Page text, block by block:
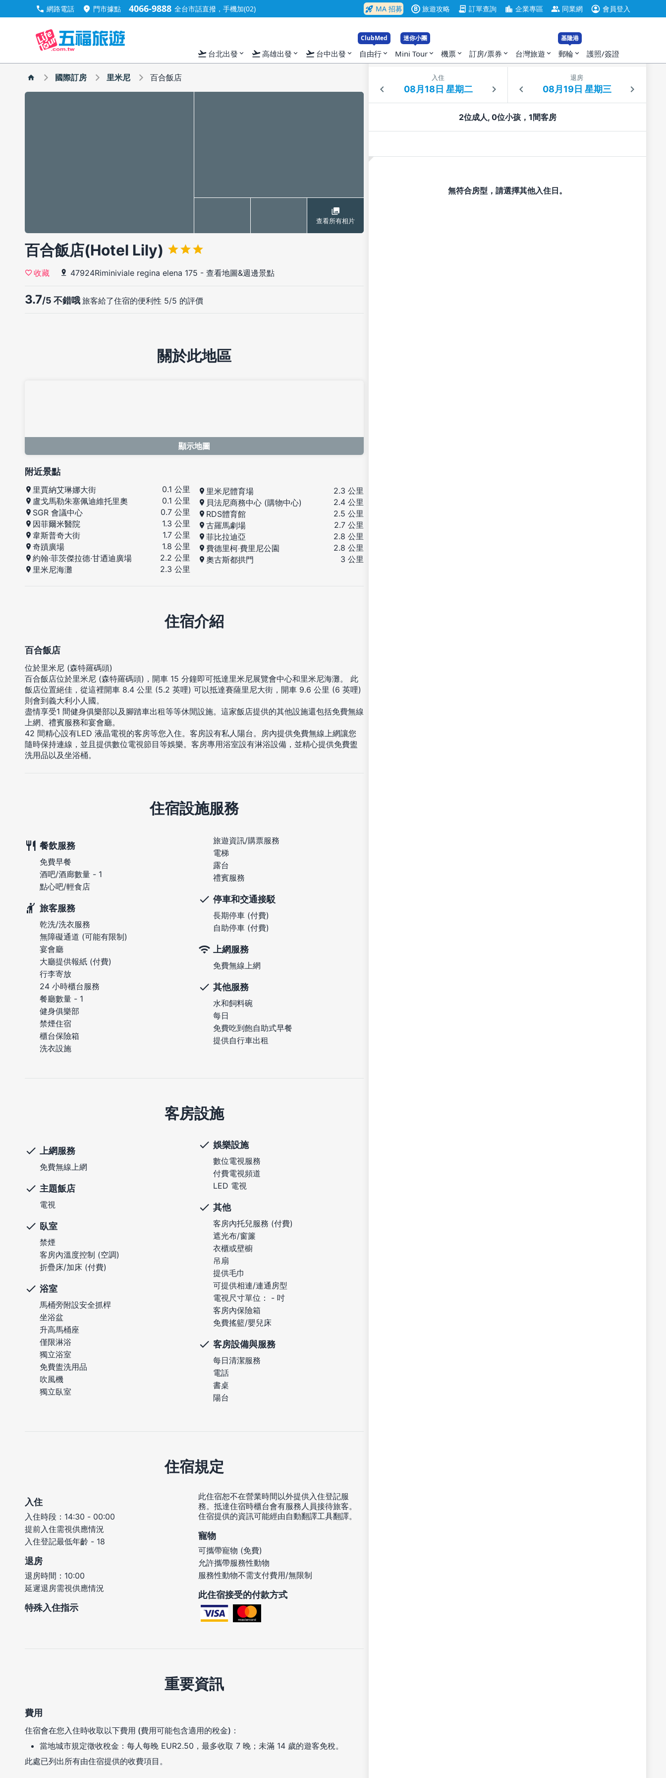
call 網路電話 location_on 門市據點 4066-9888 全台市話直撥，手機加(02) rocket_launch MA 招募 B 旅遊攻略 contract 訂單查詢 location_city 企業專區 group 同業網 account_circle 會員登入
flight_takeoff 台北出發 expand_more flight_takeoff高雄出發 expand_more flight_takeoff 台中出發 expand_more
ClubMed
自由行 expand_more
迷你小團
Mini Tour expand_more 機票 expand_more 訂房/票券 expand_more 台灣旅遊 expand_more
基隆港
郵輪 expand_more 護照/簽證
國際訂房 里米尼 百合飯店
查看所有相片
百合飯店(Hotel Lily)
收藏 47924Riminiviale regina elena 175 - 查看地圖&週邊景點
3.7/5 不錯哦 旅客給了住宿的便利性 5/5 的評價
入住 退房
2位成人, 0位小孩，1間客房
無符合房型，請選擇其他入住日。
關於此地區
顯示地圖
附近景點
里賈納艾琳娜大街
0.1 公里
盧戈馬勒朱塞佩迪維托里奧
0.1 公里
SGR 會議中心
0.7 公里
因菲爾米醫院
1.3 公里
韋斯普奇大街
1.7 公里
奇蹟廣場
1.8 公里
約翰·菲茨傑拉德·甘迺迪廣場
2.2 公里
里米尼海灘
2.3 公里
里米尼體育場
2.3 公里
貝法尼商務中心 (購物中心)
2.4 公里
RDS體育館
2.5 公里
古羅馬劇場
2.7 公里
菲比拉迪亞
2.8 公里
費德里柯‧費里尼公園
2.8 公里
奧古斯都拱門
3 公里
住宿介紹
百合飯店
位於里米尼 (森特羅碼頭)
百合飯店位於里米尼 (森特羅碼頭)，開車 15 分鐘即可抵達里米尼展覽會中心和里米尼海灘。 此
飯店位置絕佳，從這裡開車 8.4 公里 (5.2 英哩) 可以抵達賽薩里尼大街，開車 9.6 公里 (6 英哩)
則會到義大利小人國。
盡情享受1 間健身俱樂部以及腳踏車出租等等休閒設施。這家飯店提供的其他設施還包括免費無線
上網、禮賓服務和宴會廳。
42 間精心設有LED 液晶電視的客房等您入住。客房設有私人陽台。房內提供免費無線上網讓您
隨時保持連線，並且提供數位電視節目等娛樂。客房專用浴室設有淋浴設備，並精心提供免費盥
洗用品以及坐浴桶。
住宿設施服務
餐飲服務
免費早餐
酒吧/酒廊數量 - 1
點心吧/輕食店
旅客服務
乾洗/洗衣服務
無障礙通道 (可能有限制)
宴會廳
大廳提供報紙 (付費)
行李寄放
24 小時櫃台服務
餐廳數量 - 1
健身俱樂部
禁煙住宿
櫃台保險箱
洗衣設施
旅遊資訊/購票服務
電梯
露台
禮賓服務
停車和交通接駁
長期停車 (付費)
自助停車 (付費)
上網服務
免費無線上網
其他服務
水和飼料碗
每日
免費吃到飽自助式早餐
提供自行車出租
客房設施
上網服務
免費無線上網
主題飯店
電視
臥室
禁煙
客房內溫度控制 (空調)
折疊床/加床 (付費)
浴室
馬桶旁附設安全抓桿
坐浴盆
升高馬桶座
僅限淋浴
獨立浴室
免費盥洗用品
吹風機
獨立臥室
娛樂設施
數位電視服務
付費電視頻道
LED 電視
其他
客房內托兒服務 (付費)
遮光布/窗簾
衣櫃或壁櫥
吊扇
提供毛巾
可提供相連/連通房型
電視尺寸單位： - 吋
客房內保險箱
免費搖籃/嬰兒床
客房設備與服務
每日清潔服務
電話
書桌
陽台
住宿規定
入住
入住時段：14:30 - 00:00
提前入住需視供應情況
入住登記最低年齡 - 18
退房
退房時間：10:00
延遲退房需視供應情況
特殊入住指示
此住宿恕不在營業時間以外提供入住登記服
務。抵達住宿時櫃台會有服務人員接待旅客。
住宿提供的資訊可能經由自動翻譯工具翻譯。
寵物
可攜帶寵物 (免費)
允許攜帶服務性動物
服務性動物不需支付費用/無限制
此住宿接受的付款方式
重要資訊
費用
住宿會在您入住時收取以下費用 (費用可能包含適用的稅金)：
當地城市規定徵收稅金：每人每晚 EUR2.50，最多收取 7 晚；未滿 14 歲的遊客免稅。
此處已列出所有由住宿提供的收費項目。